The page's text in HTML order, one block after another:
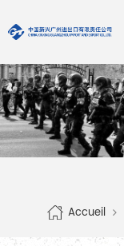
Accueil